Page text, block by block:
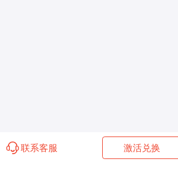
联系客服 激活兑换